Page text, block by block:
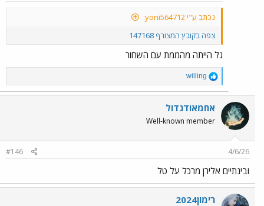
נכתב ע"י yoni564712:
צפה בקובץ המצורף 147168
גל הייתה מהממת עם השחור
R
e
a
c
t
i
n
willing
אחמאודגדול
Well-known member
4/6/26
#146
ובינתיים אלירן מרכל על טל
רימון2024